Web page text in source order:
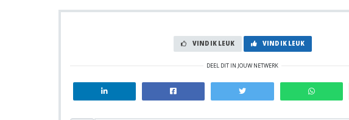
VIND IK LEUK VIND IK LEUK
DEEL DIT IN JOUW NETWERK